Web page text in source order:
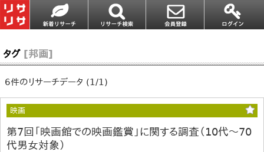
タグ [邦画]
6件のリサーチデータ (1/1)
映画
第7回「映画館での映画鑑賞」に関する調査（10代～70
代男女対象）